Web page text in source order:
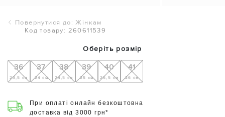
Повернутися до: Жінкам
Код товару: 260611539
Оберіть розмір
36
23,5 см
37
24 см
38
24,5 см
39
25 см
40
25,5 см
41
26 см
При оплаті онлайн безкоштовна
доставка від 3000 грн*